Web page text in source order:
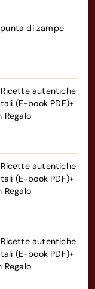
di zampe
Ricette autentiche
(E-book PDF)+
Regalo
Ricette autentiche
(E-book PDF)+
Regalo
Ricette autentiche
(E-book PDF)+
Regalo